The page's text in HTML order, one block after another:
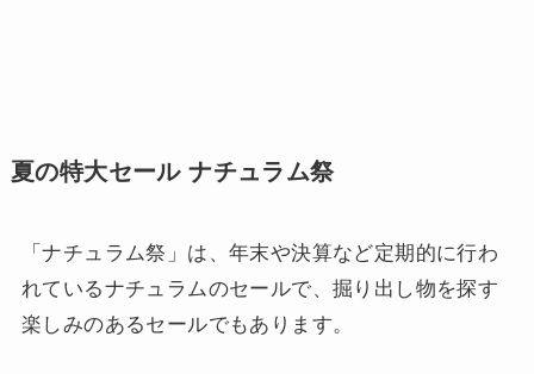
夏の特大セール ナチュラム祭
「ナチュラム祭」は、年末や決算など定期的に行わ
れているナチュラムのセールで、掘り出し物を探す
楽しみのあるセールでもあります。